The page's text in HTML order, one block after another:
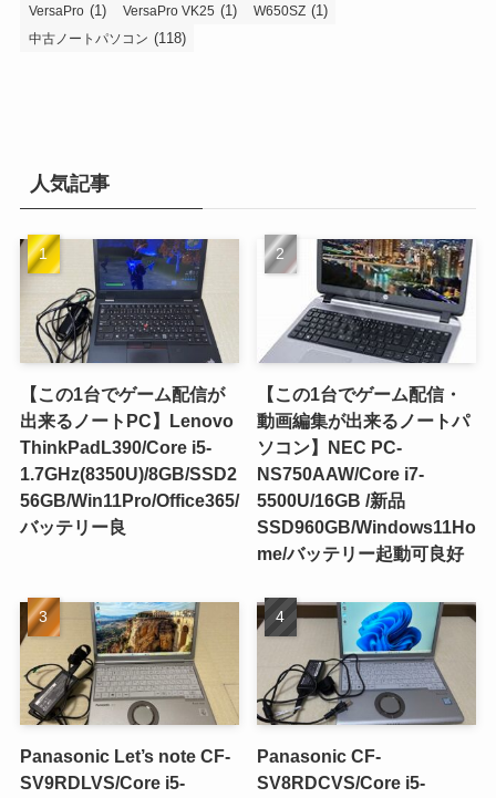
VersaPro (1) VersaPro VK25 (1) W650SZ (1)
中古ノートパソコン (118)
人気記事
【この1台でゲーム配信が
出来るノートPC】Lenovo
ThinkPadL390/Core i5-
1.7GHz(8350U)/8GB/SSD2
56GB/Win11Pro/Office365/
バッテリー良
【この1台でゲーム配信・
動画編集が出来るノートパ
ソコン】NEC PC-
NS750AAW/Core i7-
5500U/16GB /新品
SSD960GB/Windows11Ho
me/バッテリー起動可良好
Panasonic Let’s note CF-
SV9RDLVS/Core i5-
Panasonic CF-
SV8RDCVS/Core i5-